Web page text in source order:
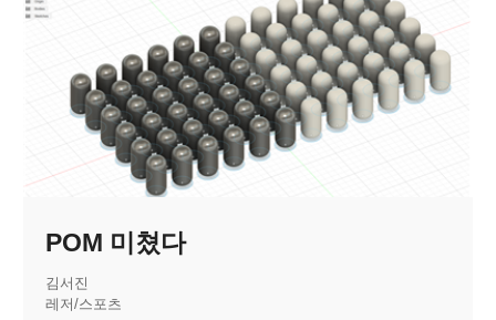
POM 미쳤다
김서진
레저/스포츠